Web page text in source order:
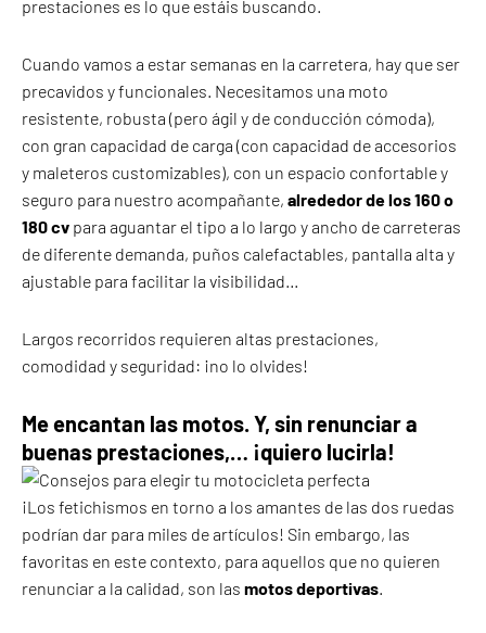
prestaciones es lo que estáis buscando.
Cuando vamos a estar semanas en la carretera, hay que ser
precavidos y funcionales. Necesitamos una moto
resistente, robusta (pero ágil y de conducción cómoda),
con gran capacidad de carga (con capacidad de accesorios
y maleteros customizables), con un espacio confortable y
seguro para nuestro acompañante, alrededor de los 160 o
180 cv para aguantar el tipo a lo largo y ancho de carreteras
de diferente demanda, puños calefactables, pantalla alta y
ajustable para facilitar la visibilidad…
Largos recorridos requieren altas prestaciones,
comodidad y seguridad: ¡no lo olvides!
Me encantan las motos. Y, sin renunciar a
buenas prestaciones,… ¡quiero lucirla!
¡Los fetichismos en torno a los amantes de las dos ruedas
podrían dar para miles de artículos! Sin embargo, las
favoritas en este contexto, para aquellos que no quieren
renunciar a la calidad, son las motos deportivas.